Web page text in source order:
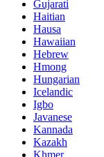
Gujarati
Haitian
Hausa
Hawaiian
Hebrew
Hmong
Hungarian
Icelandic
Igbo
Javanese
Kannada
Kazakh
Khmer